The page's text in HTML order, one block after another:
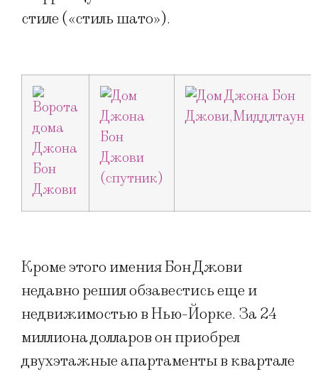
стиле («стиль шато»).
Кроме этого имения Бон Джови
недавно решил обзавестись еще и
недвижимостью в Нью-Йорке. За 24
миллиона долларов он приобрел
двухэтажные апартаменты в квартале